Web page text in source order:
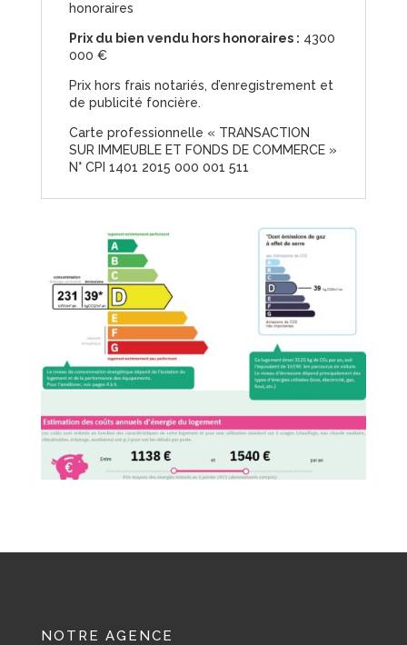
honoraires
Prix du bien vendu hors honoraires : 4300
000 €
Prix hors frais notariés, d’enregistrement et
de publicité foncière.
Carte professionnelle « TRANSACTION
SUR IMMEUBLE ET FONDS DE COMMERCE »
N° CPI 1401 2015 000 001 511
NOTRE AGENCE